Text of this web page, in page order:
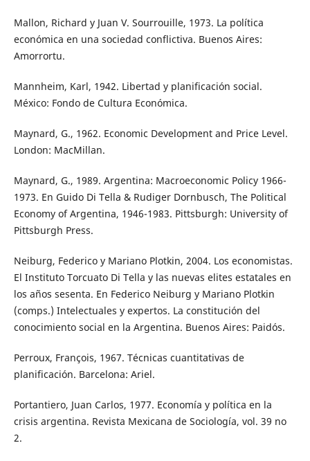
Mallon, Richard y Juan V. Sourrouille, 1973. La política
económica en una sociedad conflictiva. Buenos Aires:
Amorrortu.
Mannheim, Karl, 1942. Libertad y planificación social.
México: Fondo de Cultura Económica.
Maynard, G., 1962. Economic Development and Price Level.
London: MacMillan.
Maynard, G., 1989. Argentina: Macroeconomic Policy 1966-
1973. En Guido Di Tella & Rudiger Dornbusch, The Political
Economy of Argentina, 1946-1983. Pittsburgh: University of
Pittsburgh Press.
Neiburg, Federico y Mariano Plotkin, 2004. Los economistas.
El Instituto Torcuato Di Tella y las nuevas elites estatales en
los años sesenta. En Federico Neiburg y Mariano Plotkin
(comps.) Intelectuales y expertos. La constitución del
conocimiento social en la Argentina. Buenos Aires: Paidós.
Perroux, François, 1967. Técnicas cuantitativas de
planificación. Barcelona: Ariel.
Portantiero, Juan Carlos, 1977. Economía y política en la
crisis argentina. Revista Mexicana de Sociología, vol. 39 no
2.